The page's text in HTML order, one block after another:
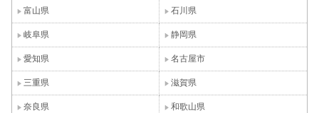
富山県 石川県
岐阜県 静岡県
愛知県 名古屋市
三重県 滋賀県
奈良県 和歌山県